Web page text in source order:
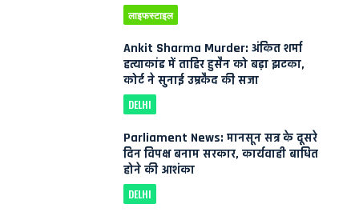
लाइफस्टाइल
Ankit Sharma Murder: अंकित शर्मा
हत्याकांड में ताहिर हुसैन को बड़ा झटका,
कोर्ट ने सुनाई उम्रकैद की सजा
DELHI
Parliament News: मानसून सत्र के दूसरे
दिन विपक्ष बनाम सरकार, कार्यवाही बाधित
होने की आशंका
DELHI